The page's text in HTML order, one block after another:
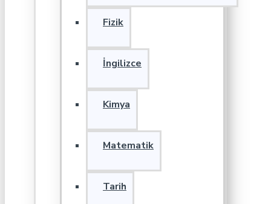
Fizik
İngilizce
Kimya
Matematik
Tarih